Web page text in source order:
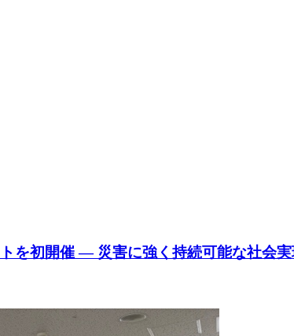
を初開催 ― 災害に強く持続可能な社会